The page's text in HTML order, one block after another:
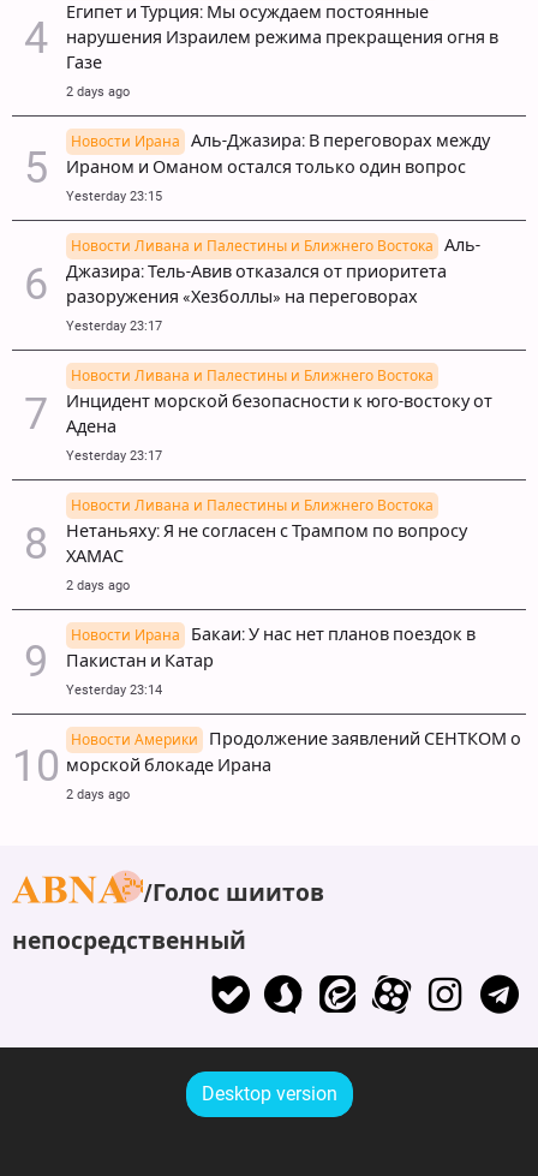
Египет и Турция: Мы осуждаем постоянные
нарушения Израилем режима прекращения огня в
Газе
2 days ago
Новости Ирана
Аль-Джазира: В переговорах между
Ираном и Оманом остался только один вопрос
Yesterday 23:15
Новости Ливана и Палестины и Ближнего Востока
Аль-
Джазира: Тель-Авив отказался от приоритета
разоружения «Хезболлы» на переговорах
Yesterday 23:17
Новости Ливана и Палестины и Ближнего Востока
Инцидент морской безопасности к юго-востоку от
Адена
Yesterday 23:17
Новости Ливана и Палестины и Ближнего Востока
Нетаньяху: Я не согласен с Трампом по вопросу
ХАМАС
2 days ago
Новости Ирана
Бакаи: У нас нет планов поездок в
Пакистан и Катар
Yesterday 23:14
Новости Америки
Продолжение заявлений СЕНТКОМ о
морской блокаде Ирана
2 days ago
Голос шиитов
непосредственный
Desktop version